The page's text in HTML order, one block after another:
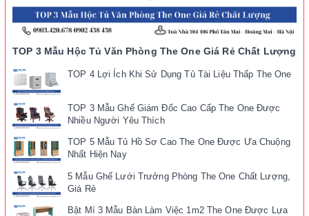
TOP 3 Mẫu Hộc Tủ Văn Phòng The One Giá Rẻ Chất Lượng
TOP 4 Lợi Ích Khi Sử Dụng Tủ Tài Liệu Thấp The One
TOP 3 Mẫu Ghế Giám Đốc Cao Cấp The One Được
Nhiều Người Yêu Thích
TOP 5 Mẫu Tủ Hồ Sơ Cao The One Được Ưa Chuộng
Nhất Hiện Nay
5 Mẫu Ghế Lưới Trưởng Phòng The One Chất Lượng,
Giá Rẻ
Bật Mí 3 Mẫu Bàn Làm Việc 1m2 The One Được Lựa